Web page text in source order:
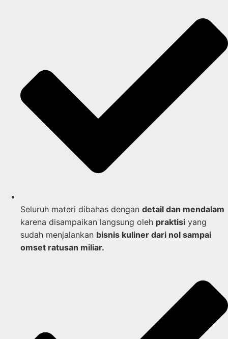
Seluruh materi dibahas dengan detail dan mendalam
karena disampaikan langsung oleh praktisi yang
sudah menjalankan bisnis kuliner dari nol sampai
omset ratusan miliar.